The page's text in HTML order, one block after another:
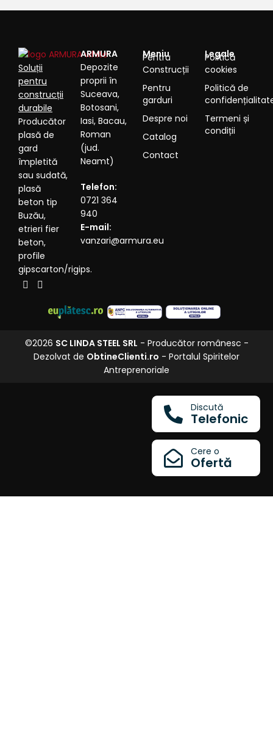
Soluții
pentru
construcții
durabile
Producător
plasă de
gard
împletită
sau sudată,
plasă
beton tip
Buzău,
etrieri fier
beton,
profile
gipscarton/rigips.
ARMURA
Depozite
proprii în
Suceava,
Botosani,
Iasi, Bacau,
Roman
(jud.
Neamt)
Telefon:
0721 364
940
E-mail:
vanzari@armura.eu
Meniu
Pentru
Construcții
Pentru
garduri
Despre noi
Catalog
Contact
Legale
Politică
cookies
Politică de
Termeni și
condiții
©2026 SC LINDA STEEL SRL - Producător românesc -
Dezolvat de ObtineClienti.ro - Portalul Spiritelor
Antreprenoriale
Discută
Telefonic
Cere o
Ofertă